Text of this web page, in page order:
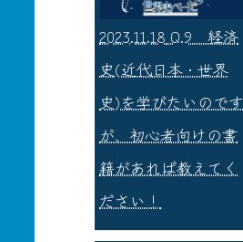
2023.11.18 Q.9 経済
史(近代日本・世界
史)を学びたいのです
が、初心者向けの書
籍があれば教えてく
ださい！